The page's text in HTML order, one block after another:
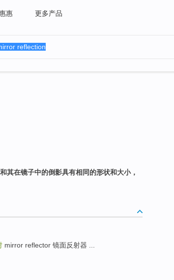
惠 更多产品
其在镜子中的倒影具有相同的形状和大小，
mirror reflector 镜面反射器 ...